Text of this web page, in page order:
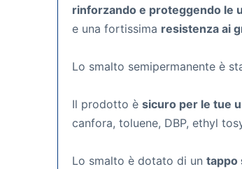
rinforzando e proteggendo le
e una fortissima resistenza ai
Lo smalto semipermanente è
Il prodotto è sicuro per le tue
canfora, toluene, DBP, ethyl
Lo smalto è dotato di un tappo